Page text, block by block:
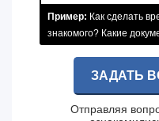
Пример: Как сделать
знакомого? Какие
ЗАДАТЬ
Отправляя